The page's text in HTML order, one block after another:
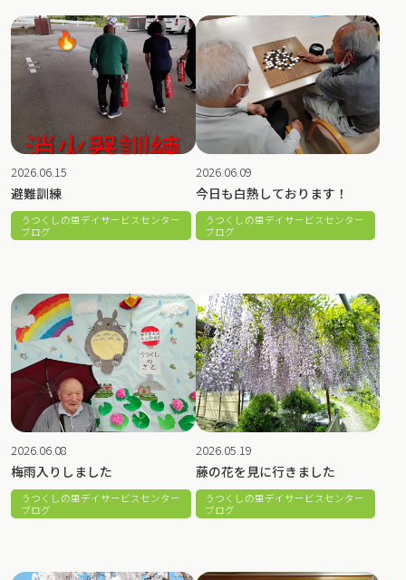
避難訓練
2026.06.15
うつくしの里デイサービスセンター
ブログ
今日も白熱しております！
2026.06.09
うつくしの里デイサービスセンター
ブログ
梅雨入りしました
2026.06.08
うつくしの里デイサービスセンター
ブログ
藤の花を見に行きました
2026.05.19
うつくしの里デイサービスセンター
ブログ